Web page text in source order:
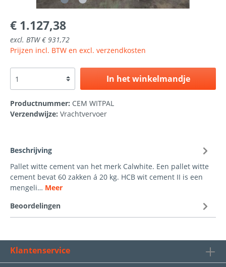
€ 1.127,38
excl. BTW € 931,72
Prijzen incl. BTW en excl. verzendkosten
In het winkelmandje
Productnummer: CEM WITPAL
Verzendwijze: Vrachtvervoer
Beschrijving
Pallet witte cement van het merk Calwhite. Een pallet witte
cement bevat 60 zakken á 20 kg. HCB wit cement II is een
mengeli… Meer
Beoordelingen
Klantenservice